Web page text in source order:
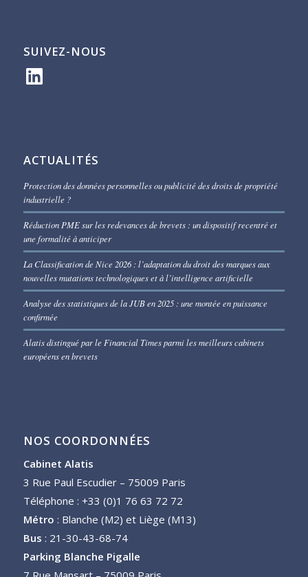
SUIVEZ-NOUS
LinkedIn
ACTUALITÉS
Protection des données personnelles ou publicité des droits de propriété
industrielle ?
Réduction PME sur les redevances de brevets : un dispositif recentré et
une formalité à anticiper
La Classification de Nice 2026 : l’adaptation du droit des marques aux
nouvelles mutations technologiques et à l’intelligence artificielle
Analyse des statistiques de la JUB en 2025 : une montée en puissance
confirmée
Alatis distingué par le Financial Times parmi les meilleurs cabinets
européens en brevets
NOS COORDONNÉES
Cabinet Alatis
3 Rue Paul Escudier – 75009 Paris
Téléphone : +33 (0)1 76 63 72 72
Métro : Blanche (M2) et Liège (M13)
Bus : 21-30-43-68-74
Parking Blanche Pigalle